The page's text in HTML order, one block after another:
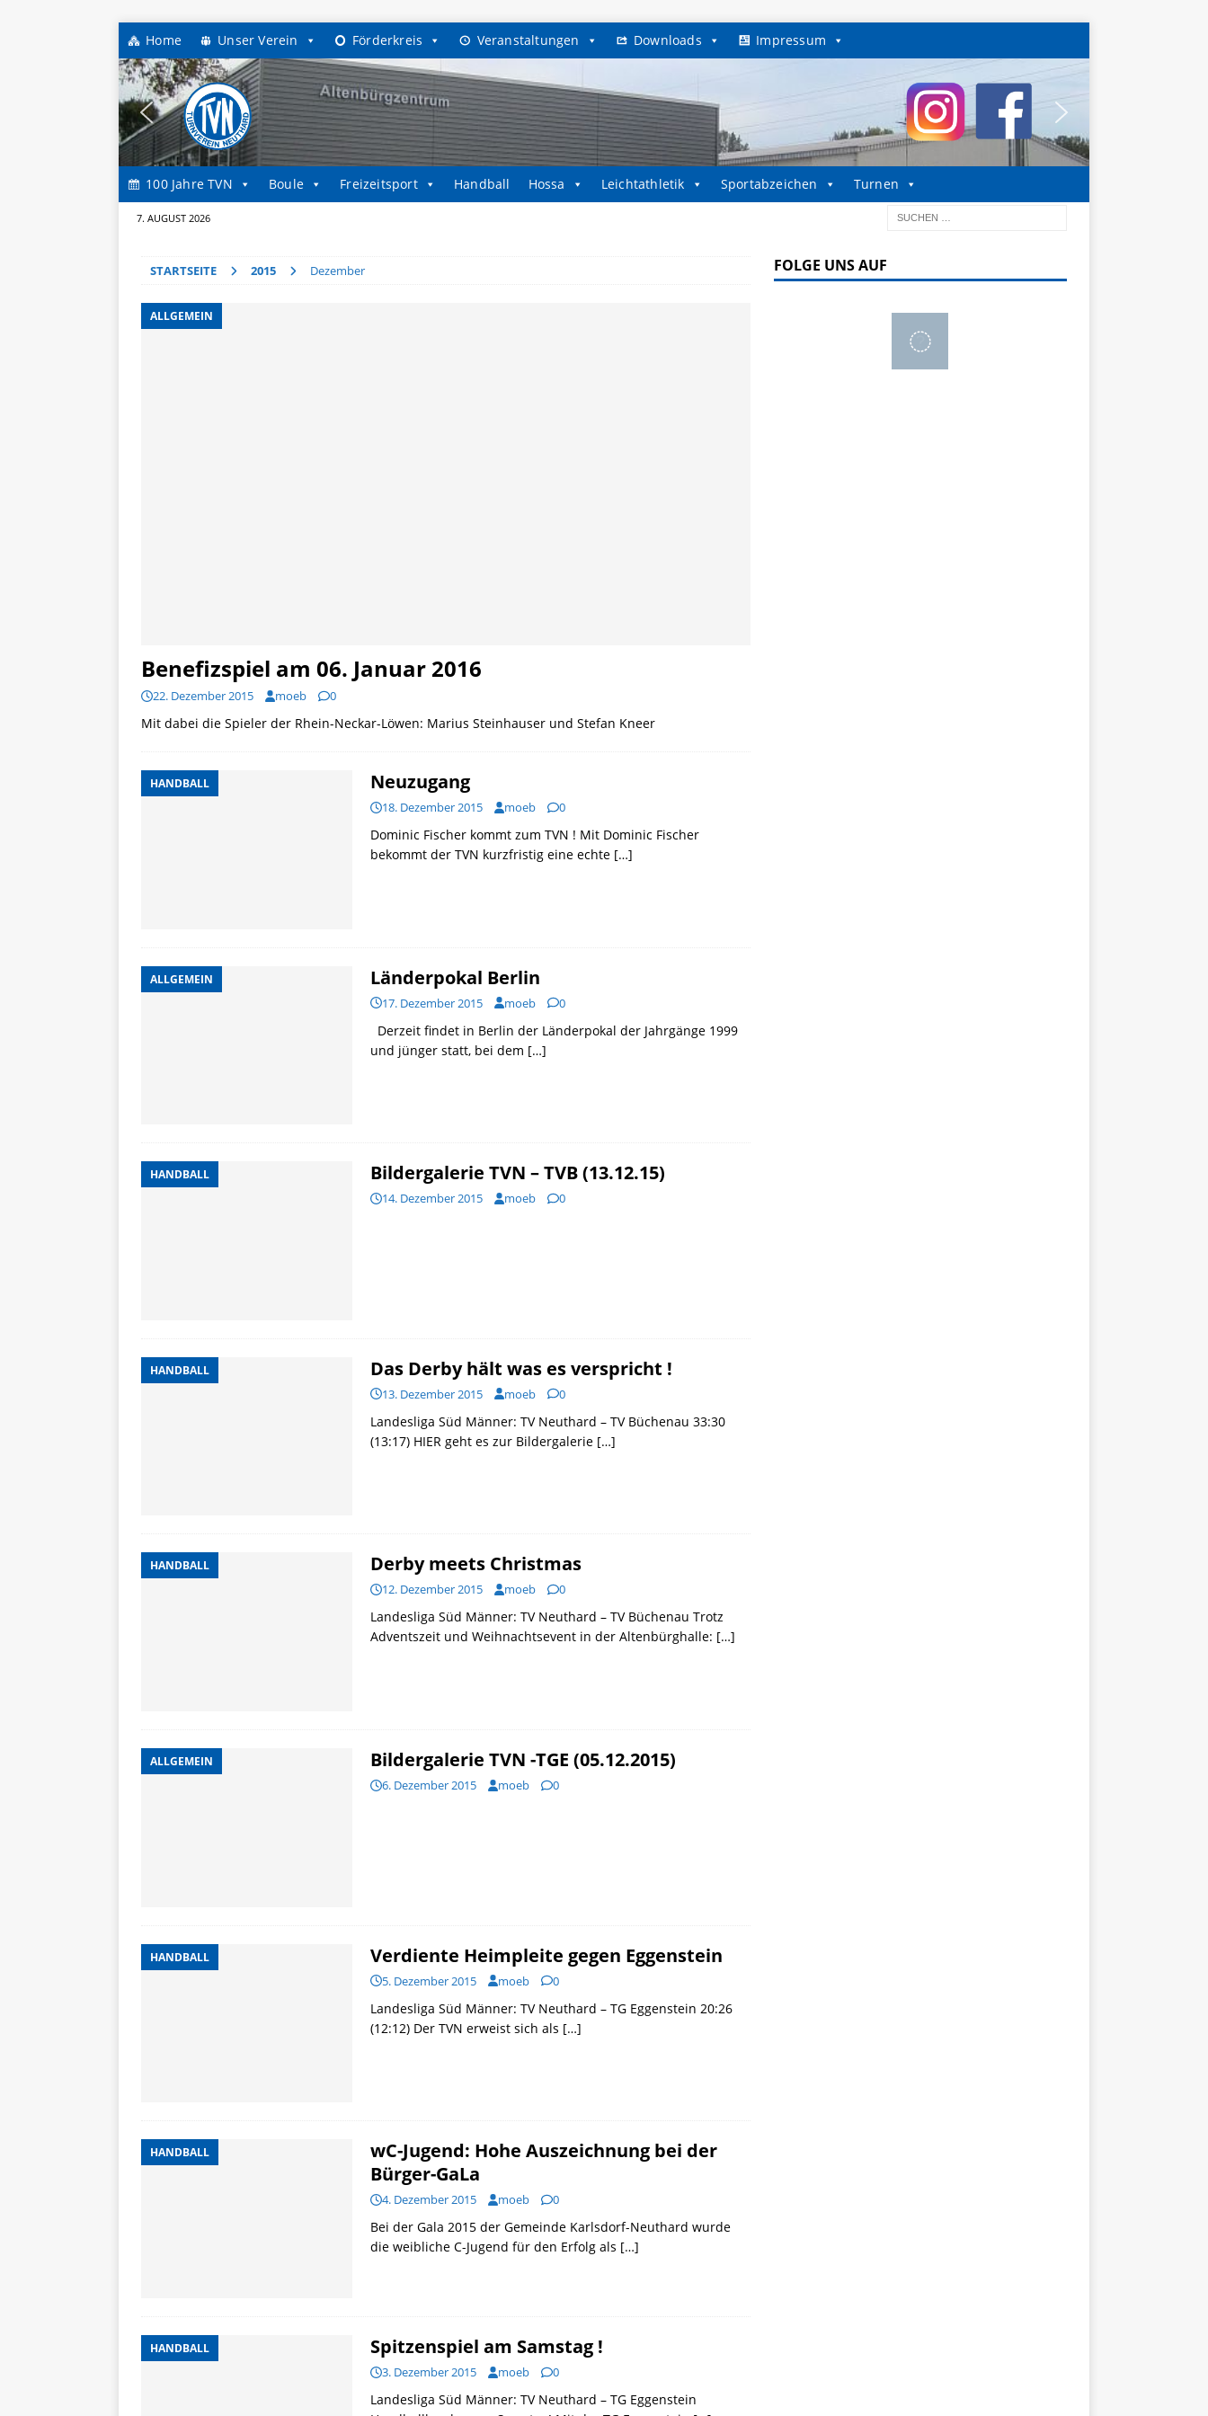
Home Unser Verein Förderkreis Veranstaltungen Downloads Impressum
100 Jahre TVN Boule Freizeitsport Handball Hossa Leichtathletik Sportabzeichen Turnen
7. AUGUST 2026
STARTSEITE 2015 Dezember
ALLGEMEIN
Benefizspiel am 06. Januar 2016
22. Dezember 2015 moeb 0
Mit dabei die Spieler der Rhein-Neckar-Löwen: Marius Steinhauser und Stefan Kneer
HANDBALL Neuzugang
18. Dezember 2015 moeb 0
Dominic Fischer kommt zum TVN ! Mit Dominic Fischer
bekommt der TVN kurzfristig eine echte […]
ALLGEMEIN Länderpokal Berlin
17. Dezember 2015 moeb 0
Derzeit findet in Berlin der Länderpokal der Jahrgänge 1999
und jünger statt, bei dem […]
HANDBALL Bildergalerie TVN – TVB (13.12.15)
14. Dezember 2015 moeb 0
HANDBALL Das Derby hält was es verspricht !
13. Dezember 2015 moeb 0
Landesliga Süd Männer: TV Neuthard – TV Büchenau 33:30
(13:17) HIER geht es zur Bildergalerie […]
HANDBALL Derby meets Christmas
12. Dezember 2015 moeb 0
Landesliga Süd Männer: TV Neuthard – TV Büchenau Trotz
Adventszeit und Weihnachtsevent in der Altenbürghalle: […]
ALLGEMEIN Bildergalerie TVN -TGE (05.12.2015)
6. Dezember 2015 moeb 0
HANDBALL Verdiente Heimpleite gegen Eggenstein
5. Dezember 2015 moeb 0
Landesliga Süd Männer: TV Neuthard – TG Eggenstein 20:26
(12:12) Der TVN erweist sich als […]
HANDBALL
wC-Jugend: Hohe Auszeichnung bei der
Bürger-GaLa
4. Dezember 2015 moeb 0
Bei der Gala 2015 der Gemeinde Karlsdorf-Neuthard wurde
die weibliche C-Jugend für den Erfolg als […]
HANDBALL Spitzenspiel am Samstag !
3. Dezember 2015 moeb 0
Landesliga Süd Männer: TV Neuthard – TG Eggenstein
FOLGE UNS AUF